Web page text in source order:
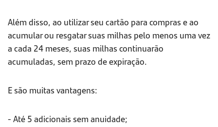
Além disso, ao utilizar seu cartão para compras e ao
acumular ou resgatar suas milhas pelo menos uma vez
a cada 24 meses, suas milhas continuarão
acumuladas, sem prazo de expiração.
E são muitas vantagens:
- Até 5 adicionais sem anuidade;